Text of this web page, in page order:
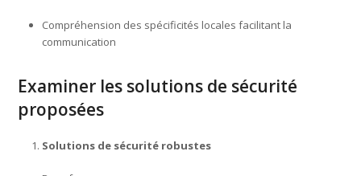
Compréhension des spécificités locales facilitant la
communication
Examiner les solutions de sécurité
proposées
Solutions de sécurité robustes